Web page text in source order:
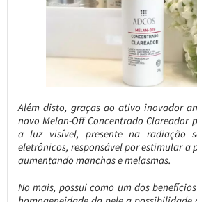
Além disto, graças ao ativo inovador
novo Melan-Off Concentrado Clareador
a luz visível, presente na radiação
eletrônicos, responsável por estimular a
aumentando manchas e melasmas.
No mais, possui como um dos